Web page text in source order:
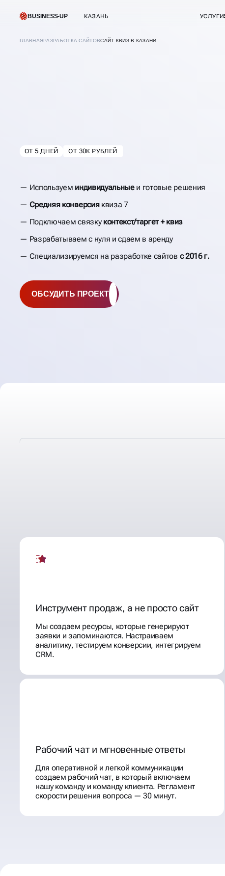
BUSINESS-UP КАЗАНЬ УСЛУГИ
ГЛАВНАЯРАЗРАБОТКА САЙТОВСАЙТ-КВИЗ В КАЗАНИ
ПОД КЛЮЧ
ОТ 5 ДНЕЙ ОТ 30К РУБЛЕЙ
Используем индивидуальныеи готовые решения
Средняя конверсияквиза 7
Подключаем связкуконтекст/таргет + квиз
Разрабатываем с нуля и сдаем в аренду
Специализируемся на разработке сайтов с 2016 г.
ОБСУДИТЬ ПРОЕКТ
Инструмент продаж, а не просто сайт
Мы создаем ресурсы, которые генерируют
заявки и запоминаются. Настраиваем
аналитику, тестируем конверсии, интегрируем
CRM.
Рабочий чат и мгновенные ответы
Для оперативной и легкой коммуникации
создаем рабочий чат, в который включаем
нашу команду и команду клиента. Регламент
скорости решения вопроса — 30 минут.